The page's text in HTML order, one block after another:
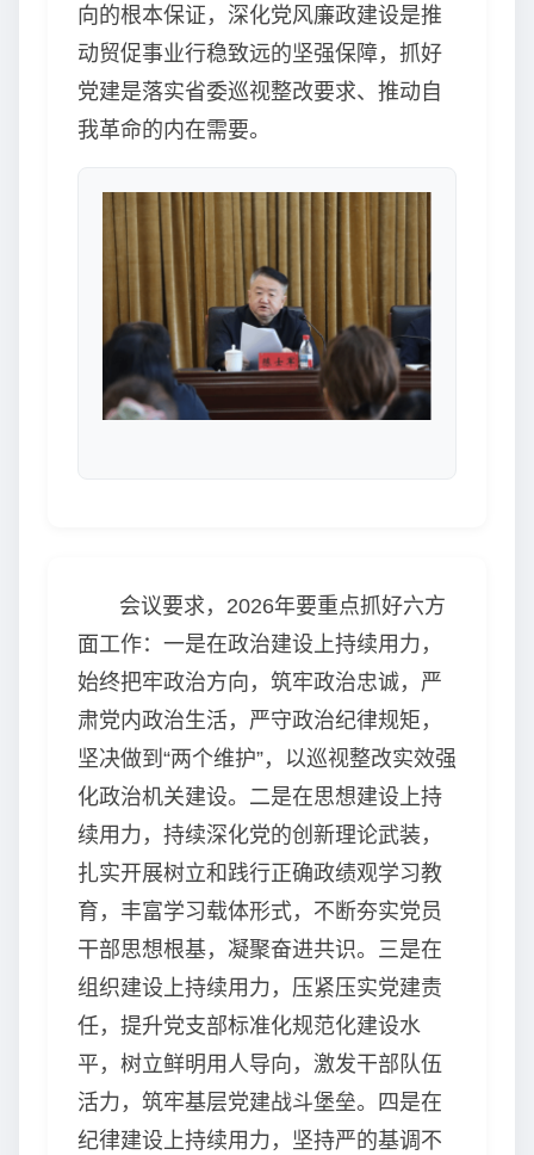
向的根本保证，深化党风廉政建设是推
动贸促事业行稳致远的坚强保障，抓好
党建是落实省委巡视整改要求、推动自
我革命的内在需要。
会议要求，2026年要重点抓好六方
面工作：一是在政治建设上持续用力，
始终把牢政治方向，筑牢政治忠诚，严
肃党内政治生活，严守政治纪律规矩，
坚决做到“两个维护”，以巡视整改实效强
化政治机关建设。二是在思想建设上持
续用力，持续深化党的创新理论武装，
扎实开展树立和践行正确政绩观学习教
育，丰富学习载体形式，不断夯实党员
干部思想根基，凝聚奋进共识。三是在
组织建设上持续用力，压紧压实党建责
任，提升党支部标准化规范化建设水
平，树立鲜明用人导向，激发干部队伍
活力，筑牢基层党建战斗堡垒。四是在
纪律建设上持续用力，坚持严的基调不